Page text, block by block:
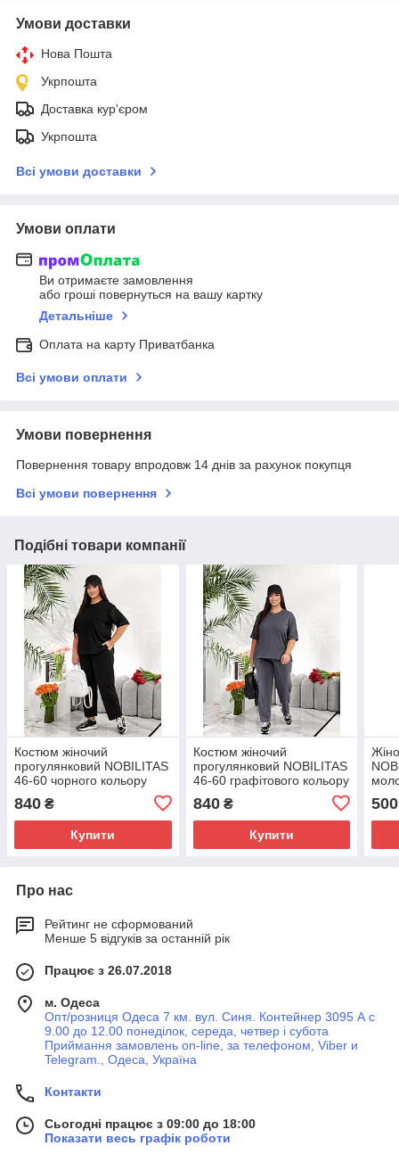
Умови доставки
Нова Пошта
Укрпошта
Доставка кур'єром
Укрпошта
Всі умови доставки
Умови оплати
Ви отримаєте замовлення
або гроші повернуться на вашу картку
Детальніше
Оплата на карту Приватбанка
Всі умови оплати
Умови повернення
Повернення товару впродовж 14 днів за рахунок покупця
Всі умови повернення
Подібні товари компанії
Костюм жіночий
прогулянковий NOBILITAS
46-60 чорного кольору
840 ₴
Купити
Костюм жіночий
прогулянковий NOBILITAS
46-60 графiтового кольору
840₴
Купити
500
Про нас
Рейтинг не сформований
Менше 5 відгуків за останній рік
Працює з 26.07.2018
м. Одеса
Опт/розниця Одеса 7 км. вул. Синя. Контейнер 3095 А с
9.00 до 12.00 понеділок, середа, четвер і субота
Приймання замовлень on-line, за телефоном, Viber и
Telegram., Одеса, Україна
Контакти
Сьогодні працює з 09:00 до 18:00
Показати весь графік роботи